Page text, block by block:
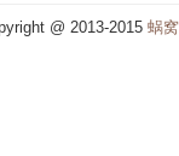
@ 2013-2015 蜗